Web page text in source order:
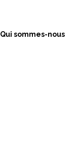
Qui sommes-nous